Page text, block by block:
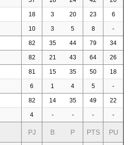
18 3 20 23 6
10 3 5 8 -
82 35 44 79 34
82 21 43 64 26
81 15 35 50 18
6 1 4 5 -
82 14 35 49 22
4 - - - -
PJ B P PTS PU